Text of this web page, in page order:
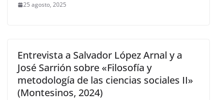
25 agosto, 2025
Entrevista a Salvador López Arnal y a
José Sarrión sobre «Filosofía y
metodología de las ciencias sociales II»
(Montesinos, 2024)